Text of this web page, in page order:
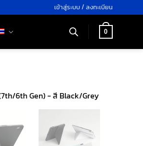
เข้าสู่ระบบ / ลงทะเบียน
0